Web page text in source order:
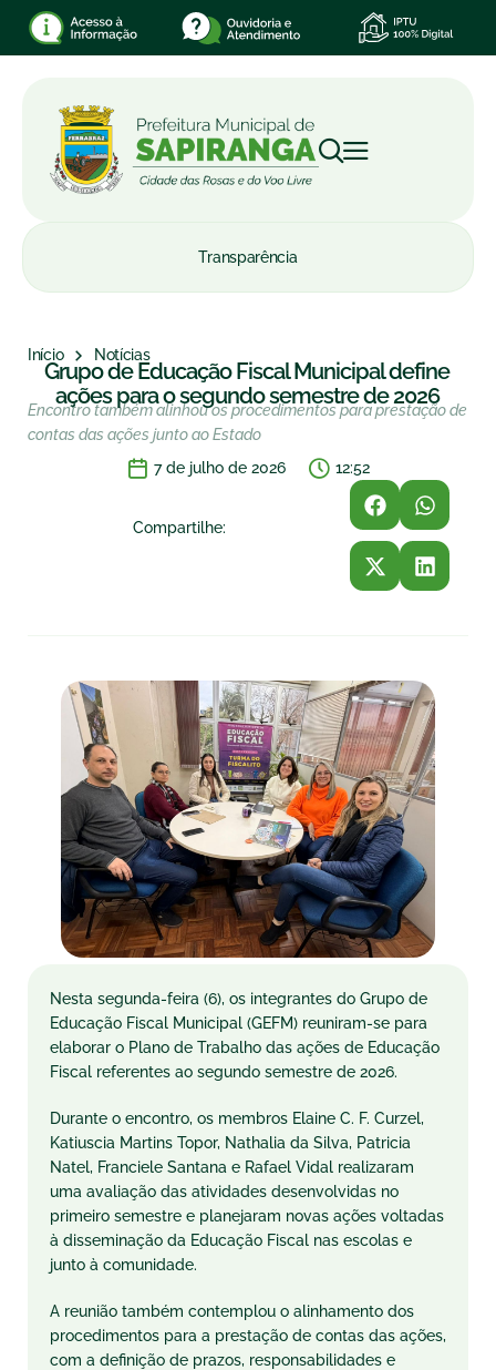
Transparência
Início Notícias
Grupo de Educação Fiscal Municipal define
ações para o segundo semestre de 2026
Encontro também alinhou os procedimentos para prestação de
contas das ações junto ao Estado
7 de julho de 2026
12:52
Compartilhe:
Nesta segunda-feira (6), os integrantes do Grupo de
Educação Fiscal Municipal (GEFM) reuniram-se para
elaborar o Plano de Trabalho das ações de Educação
Fiscal referentes ao segundo semestre de 2026.
Durante o encontro, os membros Elaine C. F. Curzel,
Katiuscia Martins Topor, Nathalia da Silva, Patricia
Natel, Franciele Santana e Rafael Vidal realizaram
uma avaliação das atividades desenvolvidas no
primeiro semestre e planejaram novas ações voltadas
à disseminação da Educação Fiscal nas escolas e
junto à comunidade.
A reunião também contemplou o alinhamento dos
procedimentos para a prestação de contas das ações,
com a definição de prazos, responsabilidades e